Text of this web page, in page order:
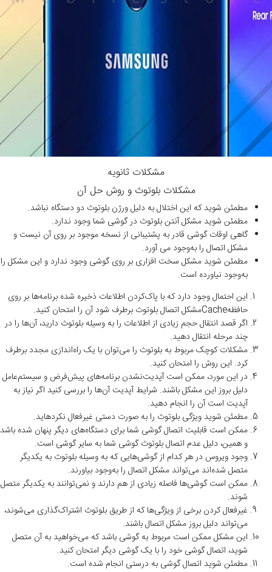
مشکلات ثانویه
مشکلات بلوتوث و روش حل آن
مطمئن شوید که این اختلال به دلیل ورژن بلوتوث دو دستگاه نباشد.
مطمئن شوید مشکل آنتن بلوتوث در گوشی شما وجود ندارد.
گاهی اوقات گوشی قادر به پشتیبانی از نسخه موجود بر روی آن نیست و
مشکل اتصال را به‌وجود می آورد.
مطمئن شوید مشکل سخت افزاری بر روی گوشی وجود ندارد و این مشکل را
به‌وجود نیاورده است.
این احتمال وجود دارد که با پاک‌کردن اطلاعات ذخیره شده برنامه‌ها بر روی
حافظهCacheمشکل اتصال بلوتوث برطرف شود آن را امتحان کنید.
اگر قصد انتقال حجم زیادی از اطلاعات را به وسیله بلوتوث دارید، آن‌ها را در
چند مرحله انتقال دهید.
مشکلات کوچک مربوط به بلوتوث را می‌توان با یک راه‌اندازی مجدد برطرف
کرد. این روش را امتحان کنید.
در این مورد، ممکن است آپدیت‌نشدن برنامه‌های پیش‌فرض و سیستم‌عامل
دلیل بروز این مشکل باشند. شرایط آپدیت آن‌ها را بررسی کنید اگر نیاز به
آپدیت است آن را انجام دهید.
مطمئن شوید ویژگی بلوتوث را به صورت دستی غیرفعال نکرده‎اید.
ممکن است قابلیت اتصال گوشی شما برای دستگاه‌های دیگر پنهان شده باشد
و همین، دلیل عدم اتصال بلوتوث گوشی شما به سایر گوشی است.
وجود ویروس در هر کدام از گوشی‌هایی که به وسیله بلوتوث به یکدیگر
متصل شده‌اند می‌تواند مشکل اتصال را به‌وجود بیاورند.
ممکن است گوشی‌ها فاصله زیادی از هم دارند و نمی‌توانند به یکدیگر متصل
شوند.
غیرفعال کردن برخی از ویژگی‌ها که از طریق بلوتوث اشتراک‌گذاری می‌شوند،
می‌تواند دلیل بروز مشکل اتصال باشند.
این مشکل ممکن است مربوط به گوشی باشد که می‌خواهید به آن متصل
شوید، اتصال گوشی خود را با یک گوشی دیگر امتحان کنید.
مطمئن شوید اتصال گوشی به درستی انجام شده است.